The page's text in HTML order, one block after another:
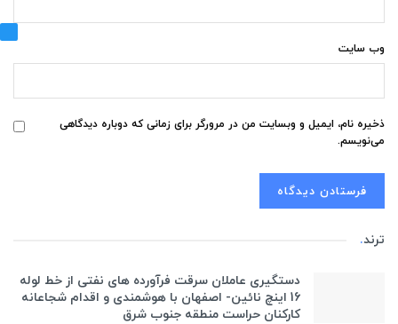
وب‌ سایت
ذخیره نام، ایمیل و وبسایت من در مرورگر برای زمانی که دوباره دیدگاهی
می‌نویسم.
ترند.
دستگیری عاملان سرقت فرآورده های نفتی از خط لوله
16 اینچ نائین- اصفهان با هوشمندی و اقدام شجاعانه
کارکنان حراست منطقه جنوب شرق